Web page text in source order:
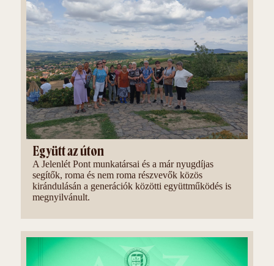
Együtt az úton
A Jelenlét Pont munkatársai és a már nyugdíjas
segítők, roma és nem roma részvevők közös
kirándulásán a generációk közötti együttműködés is
megnyilvánult.